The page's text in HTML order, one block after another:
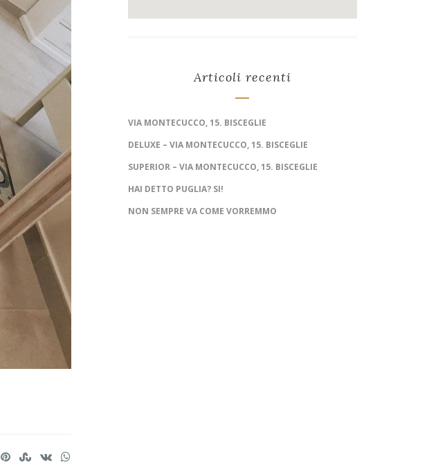
Articoli recenti
VIA MONTECUCCO, 15. BISCEGLIE
DELUXE – VIA MONTECUCCO, 15. BISCEGLIE
SUPERIOR – VIA MONTECUCCO, 15. BISCEGLIE
HAI DETTO PUGLIA? SI!
NON SEMPRE VA COME VORREMMO